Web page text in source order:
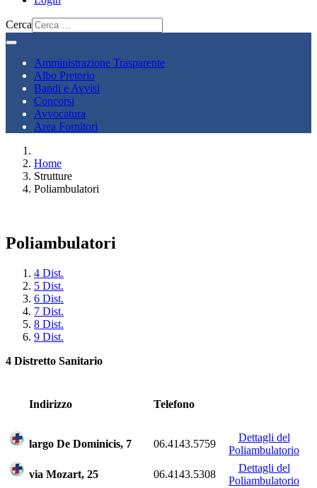
Cerca
Amministrazione Trasparente
Albo Pretorio
Bandi e Avvisi
Concorsi
Avvocatura
Area Fornitori
Home
Strutture
Poliambulatori
Poliambulatori
4 Dist.
5 Dist.
6 Dist.
7 Dist.
8 Dist.
9 Dist.
4 Distretto Sanitario
Indirizzo Telefono
largo De Dominicis, 7 06.4143.5759
Dettagli del
Poliambulatorio
via Mozart, 25
06.4143.5308
Dettagli del
Poliambulatorio